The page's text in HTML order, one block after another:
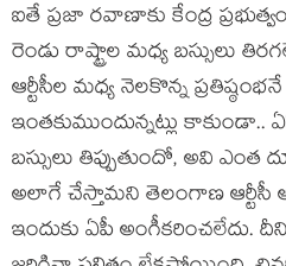
ఐతే ప్ర‌జా ర‌వాణాకు కేంద్ర
రెండు రాష్ట్రాల మ‌ధ్య బ‌స్సులు
ఆర్టీసీల మ‌ధ్య నెల‌కొన్న
ఇంత‌కుముందున్న‌ట్లు కాకుండా..
బ‌స్సులు తిప్పుతుందో, అవి
అలాగే చేస్తామ‌ని తెలంగాణ ఆర్టీసీ
ఇందుకు ఏపీ అంగీక‌రించ‌లేదు.